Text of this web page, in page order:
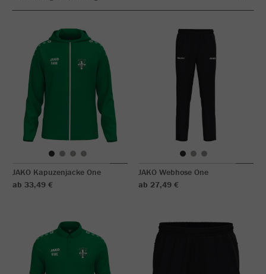
JAKO Kapuzenjacke One
ab 33,49 €
JAKO Webhose One
ab 27,49 €